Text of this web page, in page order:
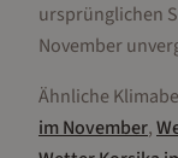
ursprünglichen
November
Ähnliche
imNovember,